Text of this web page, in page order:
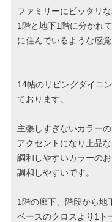
ファミリーにピッタリ
1階と地下1階に分かれ
に住んでいるような感覚
14帖のリビングダイニ
ております。
主張しすぎないカラー
アクセントになり上品な
調和しやすいカラーの
調和しやすいです。
1階の廊下、階段から地
ベースのクロスより1ト